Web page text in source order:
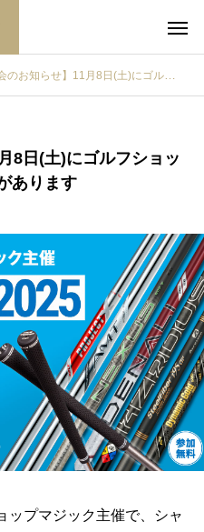
らせ】11月8日(土)にゴルフショップマジック主催の試打会があります
8日(土)にゴルフショッ
あります
ップマジック主催で、シャ